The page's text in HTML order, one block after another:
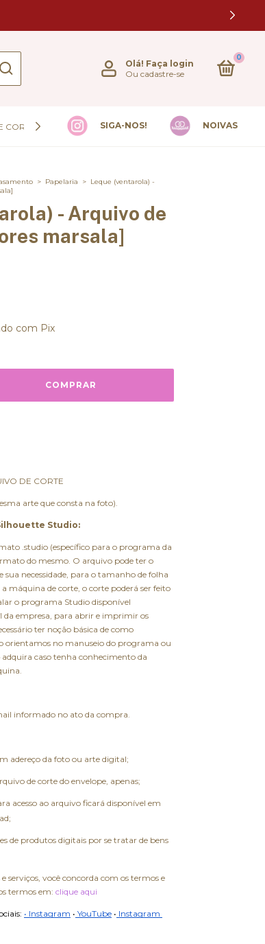
Olá! Faça login
Ou cadastre-se
0
SIGA-NOS! NOIVAS
> Papelaria > Leque (ventarola) -
- Arquivo de
marsala]
com Pix
DE CORTE
arte que consta na foto).
Studio:
.studio (específico para o programa da
do mesmo. O arquivo pode ter o
necessidade, para o tamanho de folha
máquina de corte, o corte poderá ser feito
o programa Studio disponível
empresa, para abrir e imprimir os
ter noção básica de como
orientamos no manuseio do programa ou
caso tenha conhecimento da
informado no ato da compra.
adereço da foto ou arte digital;
de corte do envelope, apenas;
acesso ao arquivo ficará disponível em
de produtos digitais por se tratar de bens
serviços, você concorda com os termos e
termos em: clique aqui
• Instagram • YouTube • Instagram